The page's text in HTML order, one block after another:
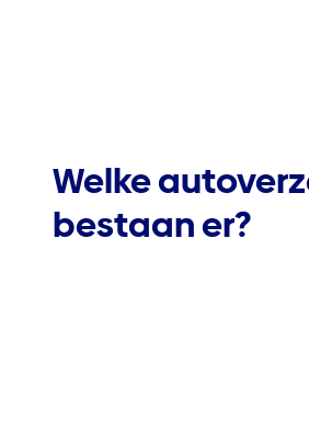
Welke
bestaan er?